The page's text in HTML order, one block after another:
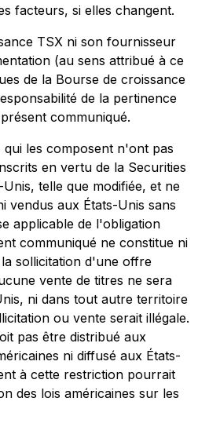
facteurs, si elles changent.
TSX ni son fournisseur
(au sens attribué à ce
de la Bourse de croissance
de la pertinence
communiqué.
qui les composent n'ont pas
en vertu de la Securities
telle que modifiée, et ne
vendus aux États-Unis sans
applicable de l'obligation
communiqué ne constitue ni
sollicitation d'une offre
vente de titres ne sera
ni dans tout autre territoire
ou vente serait illégale.
pas être distribué aux
ni diffusé aux États-
à cette restriction pourrait
des lois américaines sur les